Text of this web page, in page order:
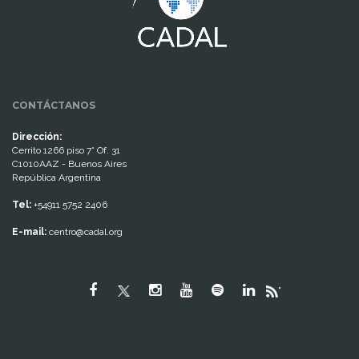
CONTÁCTANOS
Dirección:
Cerrito 1266 piso 7° Of. 31
C1010AAZ - Buenos Aires
República Argentina
Tel: +54911 5752 2406
E-mail: centro@cadal.org
"